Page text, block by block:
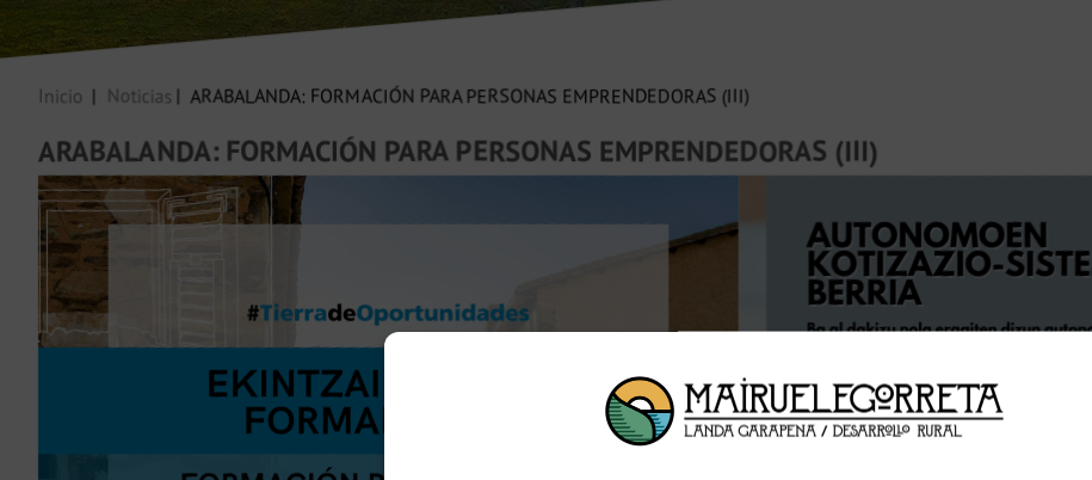
Inicio Noticias ARABALANDA: FORMACIÓN PARA PERSONAS EMPRENDEDORAS (III)
ARABALANDA: FORMACIÓN PARA PERSONAS EMPRENDEDORAS (III)